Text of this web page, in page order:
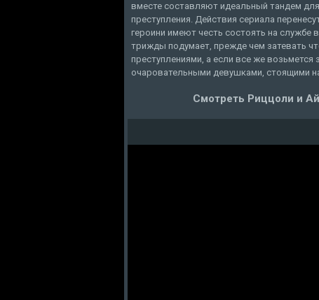
вместе составляют идеальный тандем
преступления. Действия сериала
героини имеют честь состоять на службе
трижды подумает, прежде чем затевать
преступлениями, а если все же возьмется
очаровательными девушками, стоящими
Смотреть Риццоли и